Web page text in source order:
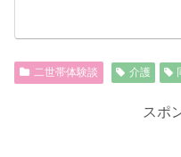
二世帯体験談 介護
スポ